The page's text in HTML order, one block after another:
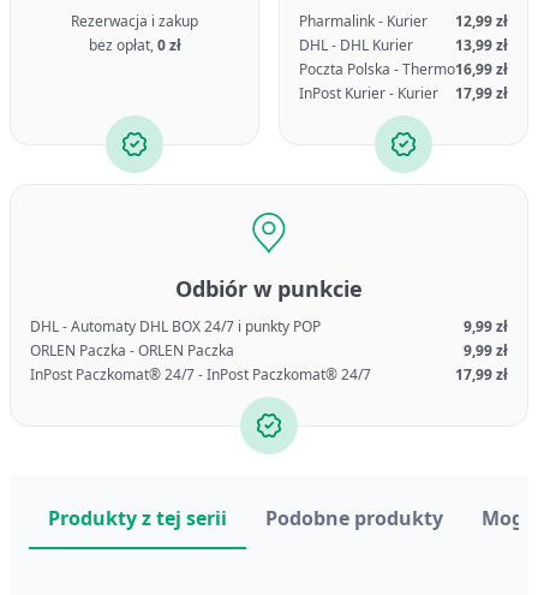
Rezerwacja i zakup
bez opłat,0 zł
Pharmalink - Kurier
12,99 zł
DHL - DHL Kurier
13,99 zł
Poczta Polska - Thermo16,99 zł
InPost Kurier - Kurier
17,99 zł
Odbiór w punkcie
DHL - Automaty DHL BOX 24/7 i punkty POP
9,99 zł
ORLEN Paczka - ORLEN Paczka
9,99 zł
InPost Paczkomat® 24/7 - InPost Paczkomat® 24/7
17,99 zł
Produkty z tej serii Podobne produkty